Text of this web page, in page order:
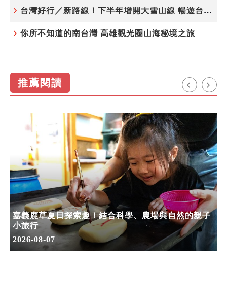
台灣好行／新路線！下半年增開大雪山線 暢遊台中更便利
你所不知道的南台灣 高雄觀光圈山海秘境之旅
推薦閱讀
嘉義鹿草夏日探索趣！結合科學、農場與自然的親子
小旅行
2026-08-07